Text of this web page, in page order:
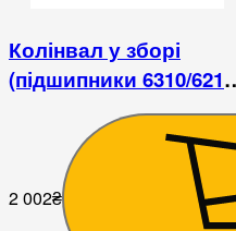
Колінвал у зборі
(підшипники 6310/6210
шестерня) - 180N
2 002₴